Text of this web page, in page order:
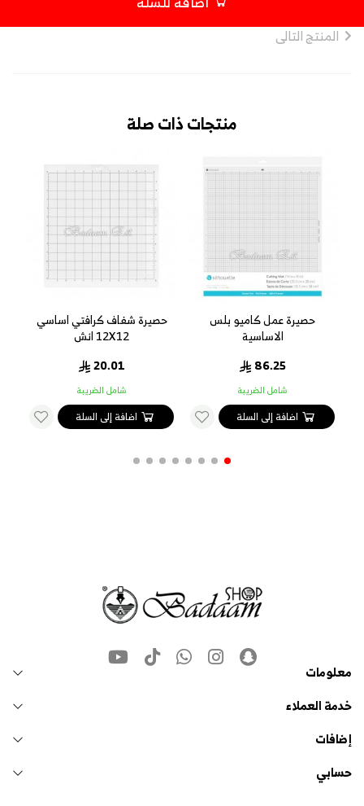
المنتج التالى
منتجات ذات صلة
حصيرة عمل كاميو بلس
الاساسية
86.25
شامل الضريبة
اضافة إلى السلة
حصيرة شفاف كرافتي اساسي
12X12 انش
20.01
شامل الضريبة
اضافة إلى السلة
معلومات
خدمة العملاء
إضافات
حسابي